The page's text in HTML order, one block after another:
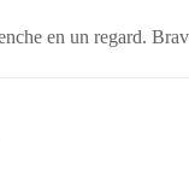
en un regard.